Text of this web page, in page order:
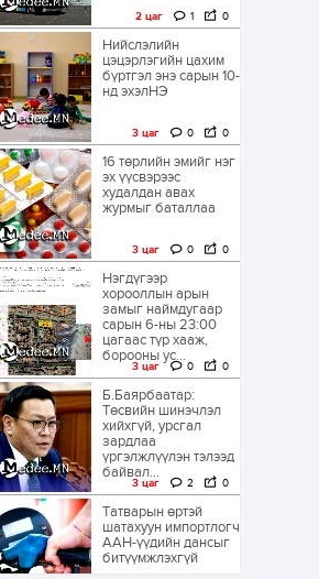
2 цаг 1 0
Нийслэлийн
цэцэрлэгийн цахим
бүртгэл энэ сарын 10-
нд эхэлНЭ
3 цаг 0 0
16 төрлийн эмийг нэг
эх үүсвэрээс
худалдан авах
журмыг баталлаа
3 цаг 0 0
Нэгдүгээр
хорооллын арын
замыг наймдугаар
сарын 6-ны 23:00
цагаас түр хааж,
борооны ус...
3 цаг 0 0
Б.Баярбаатар:
Төсвийн шинэчлэл
хийхгүй, урсгал
зардлаа
үргэлжлүүлэн тэлээд
байвал...
3 цаг 2 0
Татварын өртэй
шатахуун импортлогч
ААН-үүдийн дансыг
битүүмжлэхгүй